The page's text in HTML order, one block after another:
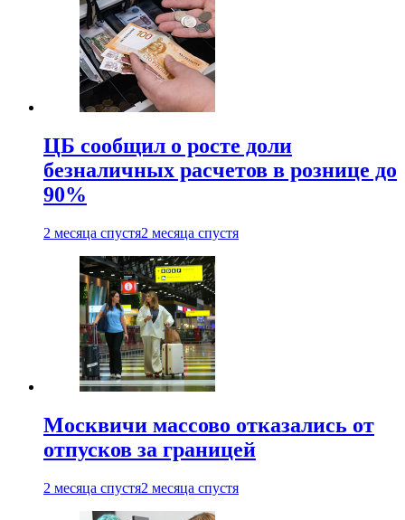
ЦБ сообщил о росте доли
безналичных расчетов в рознице до
90%
2 месяца спустя2 месяца спустя
Москвичи массово отказались от
отпусков за границей
2 месяца спустя2 месяца спустя